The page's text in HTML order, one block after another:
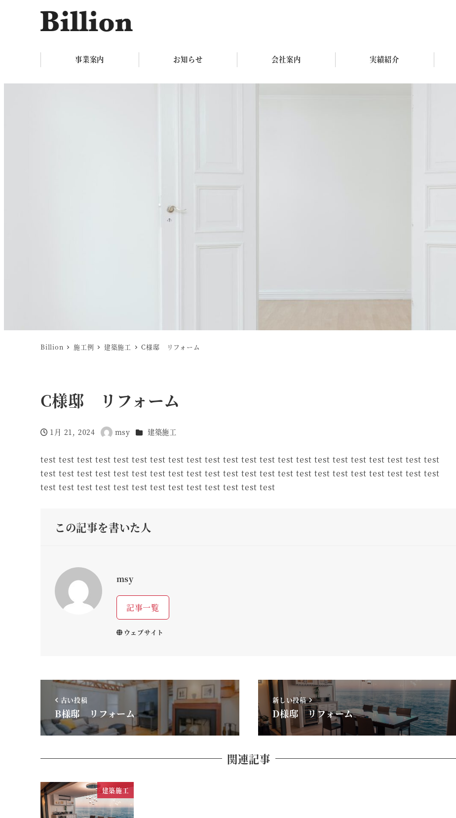
事業案内 お知らせ 会社案内 実績紹介
Billion 施工例 建築施工 C様邸 リフォーム
C様邸 リフォーム
投稿日
1月 21, 2024
著
msy カテゴリー
建築施工
test test test test test test test test test test test test test test test test test test test test test test
test test test test test test test test test test test test test test test test test test test test test test
test test test test test test test test test test test test test
この記事を書いた人
msy
記事一覧
ウェブサイト
古い投稿
B様邸 リフォーム
新しい投稿
D様邸 リフォーム
関連記事
建築施工